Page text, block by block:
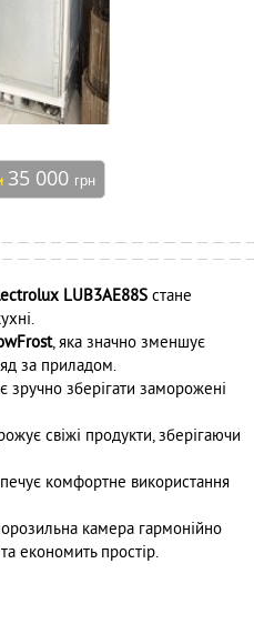
35 000 грн
LUB3AE88S стане
, яка значно зменшує
за приладом.
зручно зберігати заморожені
свіжі продукти, зберігаючи
комфортне використання
камера гармонійно
економить простір.